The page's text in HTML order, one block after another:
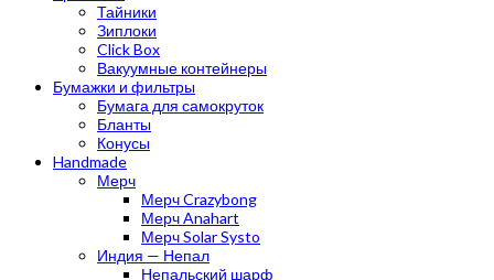
Тайники
Зиплоки
Click Box
Вакуумные контейнеры
Бумажки и фильтры
Бумага для самокруток
Бланты
Конусы
Handmade
Мерч
Мерч Crazybong
Мерч Anahart
Мерч Solar Systo
Индия — Непал
Непальский шарф